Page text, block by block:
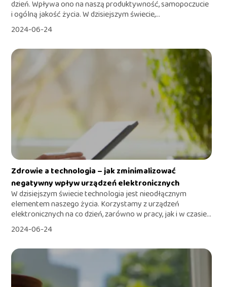
dzień. Wpływa ono na naszą produktywność, samopoczucie
i ogólną jakość życia. W dzisiejszym świecie,...
2024-06-24
Zdrowie a technologia – jak zminimalizować
negatywny wpływ urządzeń elektronicznych
W dzisiejszym świecie technologia jest nieodłącznym
elementem naszego życia. Korzystamy z urządzeń
elektronicznych na co dzień, zarówno w pracy, jak i w czasie...
2024-06-24